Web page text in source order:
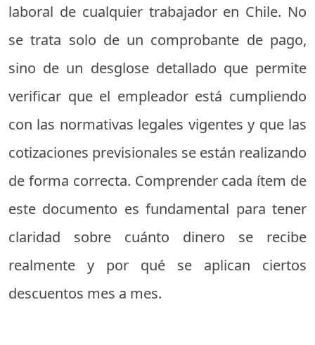
laboral de cualquier trabajador en Chile. No
se trata solo de un comprobante de pago,
sino de un desglose detallado que permite
verificar que el empleador está cumpliendo
con las normativas legales vigentes y que las
cotizaciones previsionales se están realizando
de forma correcta. Comprender cada ítem de
este documento es fundamental para tener
claridad sobre cuánto dinero se recibe
realmente y por qué se aplican ciertos
descuentos mes a mes.